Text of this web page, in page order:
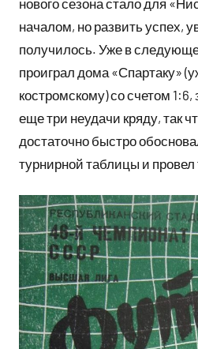
началом, но развить успех,
получилось. Уже в
проиграл дома «Спартаку»
костромскому) со счетом
еще три неудачи кряду, так
достаточно быстро
турнирной таблицы и провел